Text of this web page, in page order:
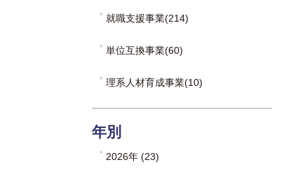
就職支援事業(214)
単位互換事業(60)
理系人材育成事業(10)
年別
2026年 (23)